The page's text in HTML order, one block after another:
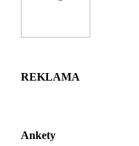
REKLAMA
Ankety